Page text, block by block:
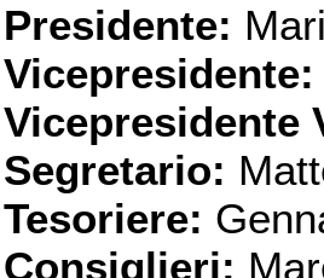
Presidente:
Vicepresidente:
Vicepresidente
Segretario:
Tesoriere:
Consiglieri: